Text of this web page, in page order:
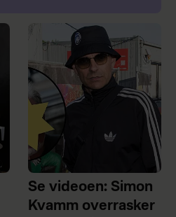
Se videoen: Simon
Kvamm overrasker